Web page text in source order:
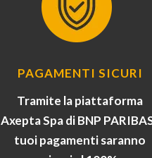
PAGAMENTI SICURI
Tramite la piattaforma
Axepta Spa di BNP
tuoi pagamenti saranno